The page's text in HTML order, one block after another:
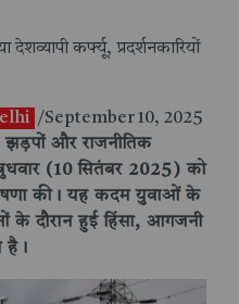
कर्फ्यू, प्रदर्शनकारियों
/September 10, 2025
और राजनीतिक
(10 सितंबर 2025) को
की। यह कदम युवाओं के
के दौरान हुई हिंसा, आगजनी
है।